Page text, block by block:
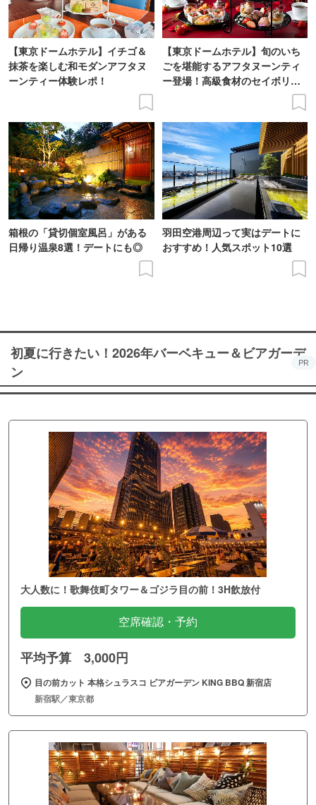
【東京ドームホテル】イチゴ＆
抹茶を楽しむ和モダンアフタヌ
ーンティー体験レポ！
【東京ドームホテル】旬のいち
ごを堪能するアフタヌーンティ
ー登場！高級食材のセイボリー
箱根の「貸切個室風呂」がある
日帰り温泉8選！デートにも◎
羽田空港周辺って実はデートに
おすすめ！人気スポット10選
初夏に行きたい！2026年バーベキュー＆ビアガーデ
ン
PR
大人数に！歌舞伎町タワー＆ゴジラ目の前！3H飲放付
空席確認・予約
平均予算 3,000円
目の前カット 本格シュラスコ ビアガーデン KING BBQ 新宿店
新宿駅／東京都